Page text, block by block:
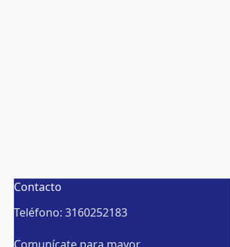
Contacto
Teléfono: 3160252183